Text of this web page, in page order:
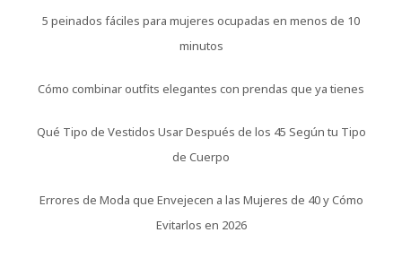
5 peinados fáciles para mujeres ocupadas en menos de 10
minutos
Cómo combinar outfits elegantes con prendas que ya tienes
Qué Tipo de Vestidos Usar Después de los 45 Según tu Tipo
de Cuerpo
Errores de Moda que Envejecen a las Mujeres de 40 y Cómo
Evitarlos en 2026